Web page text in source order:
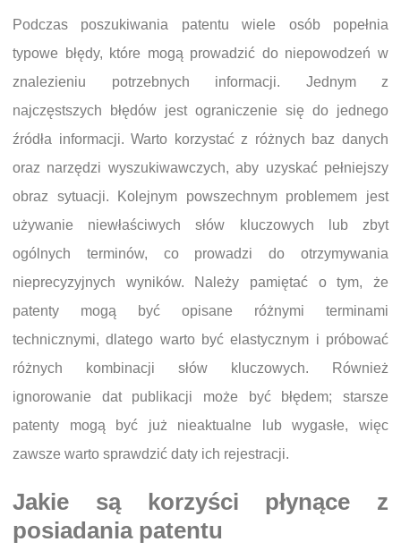
Podczas poszukiwania patentu wiele osób popełnia
typowe błędy, które mogą prowadzić do niepowodzeń w
znalezieniu potrzebnych informacji. Jednym z
najczęstszych błędów jest ograniczenie się do jednego
źródła informacji. Warto korzystać z różnych baz danych
oraz narzędzi wyszukiwawczych, aby uzyskać pełniejszy
obraz sytuacji. Kolejnym powszechnym problemem jest
używanie niewłaściwych słów kluczowych lub zbyt
ogólnych terminów, co prowadzi do otrzymywania
nieprecyzyjnych wyników. Należy pamiętać o tym, że
patenty mogą być opisane różnymi terminami
technicznymi, dlatego warto być elastycznym i próbować
różnych kombinacji słów kluczowych. Również
ignorowanie dat publikacji może być błędem; starsze
patenty mogą być już nieaktualne lub wygasłe, więc
zawsze warto sprawdzić daty ich rejestracji.
Jakie są korzyści płynące z
posiadania patentu